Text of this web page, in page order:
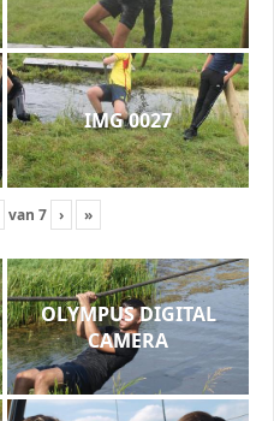
IMG 0027
van 7 › »
OLYMPUS DIGITAL
CAMERA